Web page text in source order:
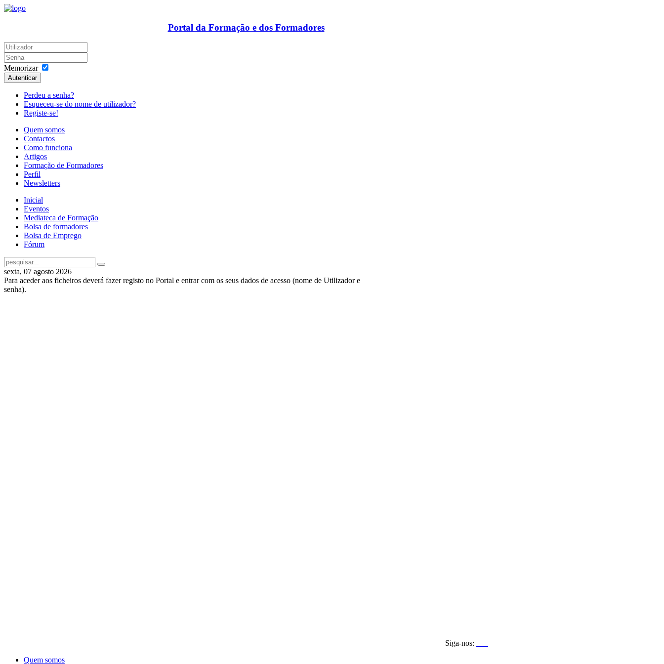
Portal da Formação e dos Formadores
Memorizar
Autenticar
Perdeu a senha?
Esqueceu-se do nome de utilizador?
Registe-se!
Quem somos
Contactos
Como funciona
Artigos
Formação de Formadores
Perfil
Newsletters
Inicial
Eventos
Mediateca de Formação
Bolsa de formadores
Bolsa de Emprego
Fórum
sexta, 07 agosto 2026
Para aceder aos ficheiros deverá fazer registo no Portal e entrar com os seus dados de acesso (nome de Utilizador e
senha).
Siga-nos:
Quem somos